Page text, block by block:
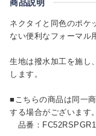
商品説明
ネクタイと同色のポケ
ない便利なフォーマル
生地は撥水加工を施し
します。
■こちらの商品は同一
する場合がございます。
品番：